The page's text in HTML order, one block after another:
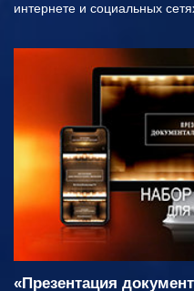
интернете и социальных
«Презентация